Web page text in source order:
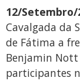
12/Setembro/
Cavalgada da
de Fátima a
Benjamin Nott
participantes